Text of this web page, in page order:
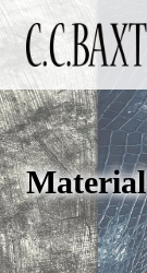
Material